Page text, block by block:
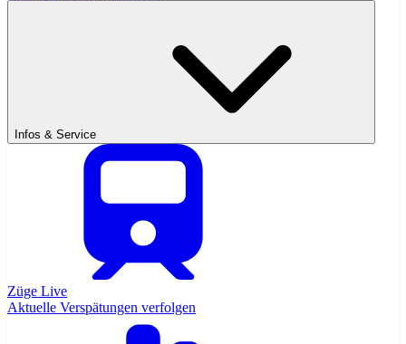
Infos & Service
Züge Live
Aktuelle Verspätungen verfolgen